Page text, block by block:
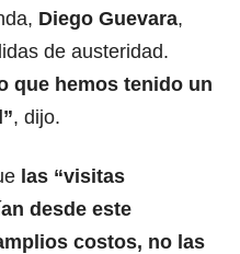
Diego Guevara,
de austeridad.
que hemos tenido un
, dijo.
las “visitas
desde este
costos, no las